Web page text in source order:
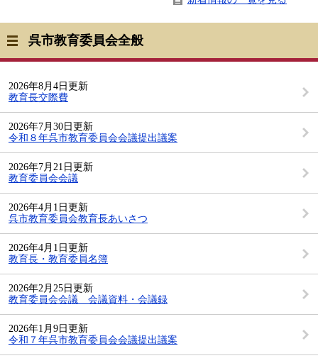
呉市教育委員会全般
2026年8月4日更新
教育長交際費
2026年7月30日更新
令和８年呉市教育委員会会議提出議案
2026年7月21日更新
教育委員会会議
2026年4月1日更新
呉市教育委員会教育長あいさつ
2026年4月1日更新
教育長・教育委員名簿
2026年2月25日更新
教育委員会会議 会議資料・会議録
2026年1月9日更新
令和７年呉市教育委員会会議提出議案